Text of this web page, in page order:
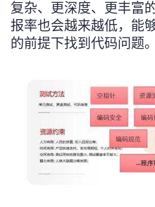
的
课
我
的
我
技
术
的
云
复杂、更深度、更丰富
报率也会越来越低，能
的前提下找到代码问题。